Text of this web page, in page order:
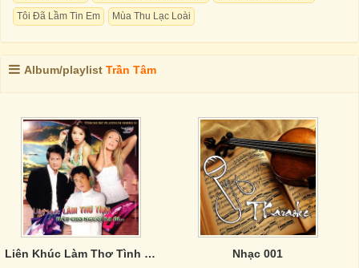
Tôi Đã Lầm Tin Em
Mùa Thu Lạc Loài
Album/playlist Trần Tâm
Liên Khúc Làm Thơ Tình - Hát Cho người Ra Đi Nhạc 001